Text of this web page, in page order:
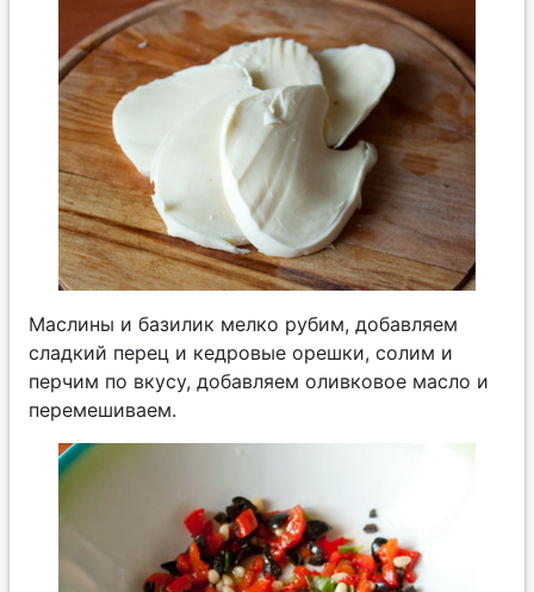
Маслины и базилик мелко рубим, добавляем
сладкий перец и кедровые орешки, солим и
перчим по вкусу, добавляем оливковое масло и
перемешиваем.